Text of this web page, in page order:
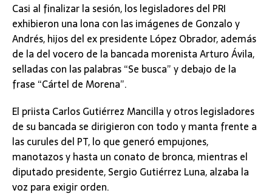
Casi al finalizar la sesión, los legisladores del PRI
exhibieron una lona con las imágenes de Gonzalo y
Andrés, hijos del ex presidente López Obrador, además
de la del vocero de la bancada morenista Arturo Ávila,
selladas con las palabras “Se busca” y debajo de la
frase “Cártel de Morena”.
El priista Carlos Gutiérrez Mancilla y otros legisladores
de su bancada se dirigieron con todo y manta frente a
las curules del PT, lo que generó empujones,
manotazos y hasta un conato de bronca, mientras el
diputado presidente, Sergio Gutiérrez Luna, alzaba la
voz para exigir orden.